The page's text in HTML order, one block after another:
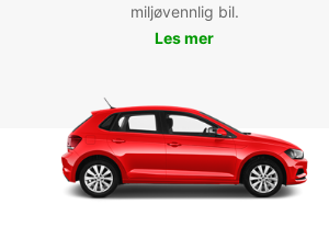
miljøvennlig bil.
Les mer